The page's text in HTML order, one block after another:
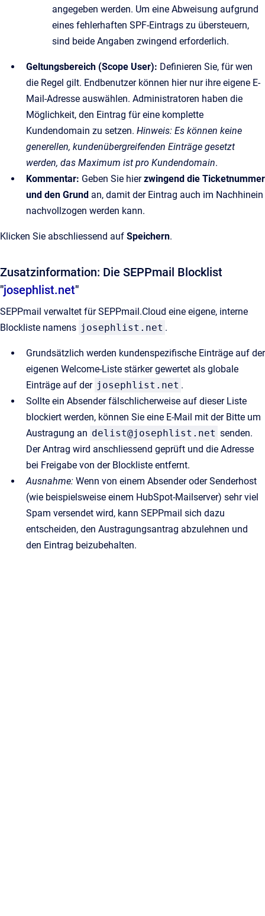
angegeben werden. Um eine Abweisung aufgrund
eines fehlerhaften SPF-Eintrags zu übersteuern,
sind beide Angaben zwingend erforderlich.
Geltungsbereich (Scope User): Definieren Sie, für wen
die Regel gilt. Endbenutzer können hier nur ihre eigene E-
Mail-Adresse auswählen. Administratoren haben die
Möglichkeit, den Eintrag für eine komplette
Kundendomain zu setzen. Hinweis: Es können keine
generellen, kundenübergreifenden Einträge gesetzt
werden, das Maximum ist pro Kundendomain.
Kommentar: Geben Sie hierzwingend die Ticketnummer
und den Grund an, damit der Eintrag auch im Nachhinein
nachvollzogen werden kann.
Klicken Sie abschliessend auf Speichern.
Zusatzinformation: Die SEPPmail Blocklist
"josephlist.net"
SEPPmail verwaltet für SEPPmail.Cloud eine eigene, interne
Blockliste namens josephlist.net .
Grundsätzlich werden kundenspezifische Einträge auf der
eigenen Welcome-Liste stärker gewertet als globale
Einträge auf der josephlist.net .
Sollte ein Absender fälschlicherweise auf dieser Liste
blockiert werden, können Sie eine E-Mail mit der Bitte um
Austragung an delist@josephlist.net senden.
Der Antrag wird anschliessend geprüft und die Adresse
bei Freigabe von der Blockliste entfernt.
Ausnahme: Wenn von einem Absender oder Senderhost
(wie beispielsweise einem HubSpot-Mailserver) sehr viel
Spam versendet wird, kann SEPPmail sich dazu
entscheiden, den Austragungsantrag abzulehnen und
den Eintrag beizubehalten.